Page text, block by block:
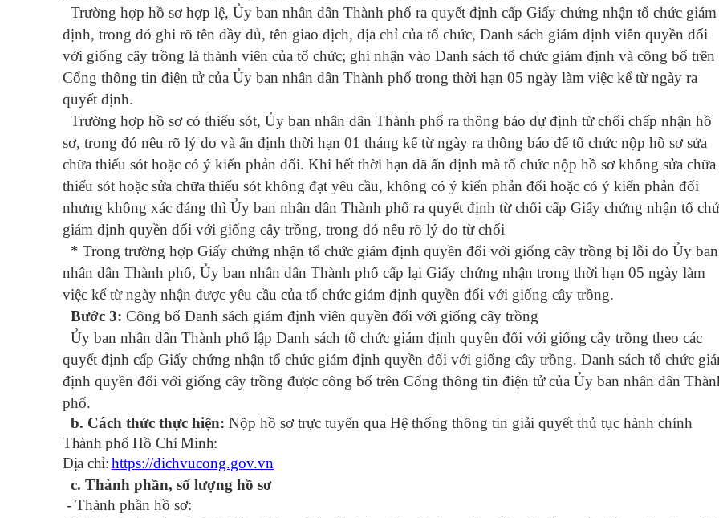
Trường hợp hồ sơ hợp lệ, Ủy ban nhân dân Thành phố ra quyết định cấp Giấy chứng nhận tổ chức giám
định, trong đó ghi rõ tên đầy đủ, tên giao dịch, địa chỉ của tổ chức, Danh sách giám định viên quyền đối
với giống cây trồng là thành viên của tổ chức; ghi nhận vào Danh sách tổ chức giám định và công bố trên
Cổng thông tin điện tử của Ủy ban nhân dân Thành phố trong thời hạn 05 ngày làm việc kể từ ngày ra
quyết định.
Trường hợp hồ sơ có thiếu sót, Ủy ban nhân dân Thành phố ra thông báo dự định từ chối chấp nhận hồ
sơ, trong đó nêu rõ lý do và ấn định thời hạn 01 tháng kể từ ngày ra thông báo để tổ chức nộp hồ sơ sửa
chữa thiếu sót hoặc có ý kiến phản đối. Khi hết thời hạn đã ấn định mà tổ chức nộp hồ sơ không sửa chữa
thiếu sót hoặc sửa chữa thiếu sót không đạt yêu cầu, không có ý kiến phản đối hoặc có ý kiến phản đối
nhưng không xác đáng thì Ủy ban nhân dân Thành phố ra quyết định từ chối cấp Giấy chứng nhận tổ
giám định quyền đối với giống cây trồng, trong đó nêu rõ lý do từ chối
* Trong trường hợp Giấy chứng nhận tổ chức giám định quyền đối với giống cây trồng bị lỗi do Ủy ban
nhân dân Thành phố, Ủy ban nhân dân Thành phố cấp lại Giấy chứng nhận trong thời hạn 05 ngày làm
việc kể từ ngày nhận được yêu cầu của tổ chức giám định quyền đối với giống cây trồng.
Bước 3: Công bố Danh sách giám định viên quyền đối với giống cây trồng
Ủy ban nhân dân Thành phố lập Danh sách tổ chức giám định quyền đối với giống cây trồng theo các
quyết định cấp Giấy chứng nhận tổ chức giám định quyền đối với giống cây trồng. Danh sách tổ chức
định quyền đối với giống cây trồng được công bố trên Cổng thông tin điện tử của Ủy ban nhân dân
phố.
b. Cách thức thực hiện: Nộp hồ sơ trực tuyến qua Hệ thống thông tin giải quyết thủ tục hành chính
Thành phố Hồ Chí Minh:
Địa chỉ:https://dichvucong.gov.vn
c. Thành phần, số lượng hồ sơ
- Thành phần hồ sơ: